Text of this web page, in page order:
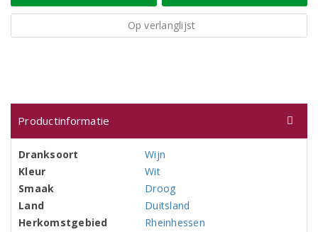
Op verlanglijst
Productinformatie
Dranksoort
Wijn
Kleur
Wit
Smaak
Droog
Land
Duitsland
Herkomstgebied
Rheinhessen